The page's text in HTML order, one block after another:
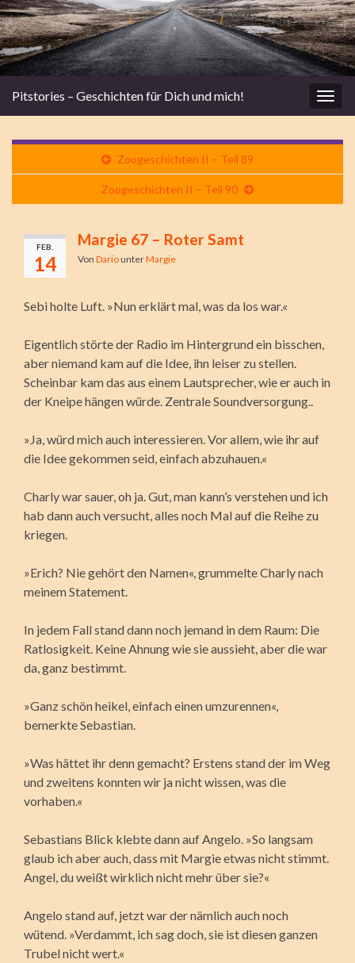
Pitstories – Geschichten für Dich und mich!
Zoogeschichten II – Teil 89
Zoogeschichten II – Teil 90
FEB.
14
Margie 67 – Roter Samt
Von DariounterMargie
Sebi holte Luft. »Nun erklärt mal, was da los war.«
Eigentlich störte der Radio im Hintergrund ein bisschen,
aber niemand kam auf die Idee, ihn leiser zu stellen.
Scheinbar kam das aus einem Lautsprecher, wie er auch in
der Kneipe hängen würde. Zentrale Soundversorgung..
»Ja, würd mich auch interessieren. Vor allem, wie ihr auf
die Idee gekommen seid, einfach abzuhauen.«
Charly war sauer, oh ja. Gut, man kann’s verstehen und ich
hab dann auch versucht, alles noch Mal auf die Reihe zu
kriegen.
»Erich? Nie gehört den Namen«, grummelte Charly nach
meinem Statement.
In jedem Fall stand dann noch jemand in dem Raum: Die
Ratlosigkeit. Keine Ahnung wie sie aussieht, aber die war
da, ganz bestimmt.
»Ganz schön heikel, einfach einen umzurennen«,
bemerkte Sebastian.
»Was hättet ihr denn gemacht? Erstens stand der im Weg
und zweitens konnten wir ja nicht wissen, was die
vorhaben.«
Sebastians Blick klebte dann auf Angelo. »So langsam
glaub ich aber auch, dass mit Margie etwas nicht stimmt.
Angel, du weißt wirklich nicht mehr über sie?«
Angelo stand auf, jetzt war der nämlich auch noch
wütend. »Verdammt, ich sag doch, sie ist diesen ganzen
Trubel nicht wert.«